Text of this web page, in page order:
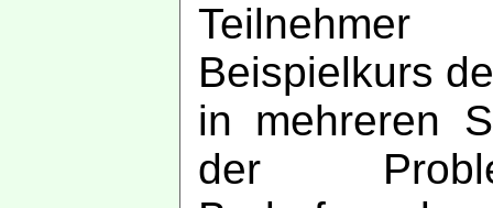
Beispielkurs
in mehreren
der